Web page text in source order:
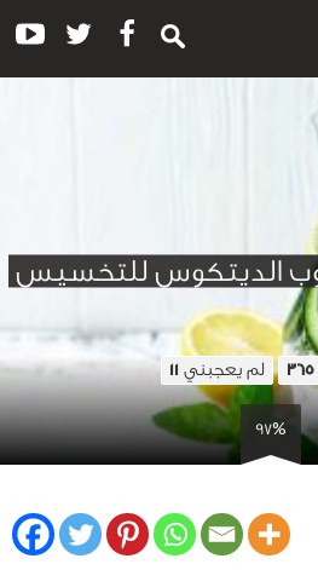
الديتكوس للتخسيس
365 لم يعجبني 11
97%